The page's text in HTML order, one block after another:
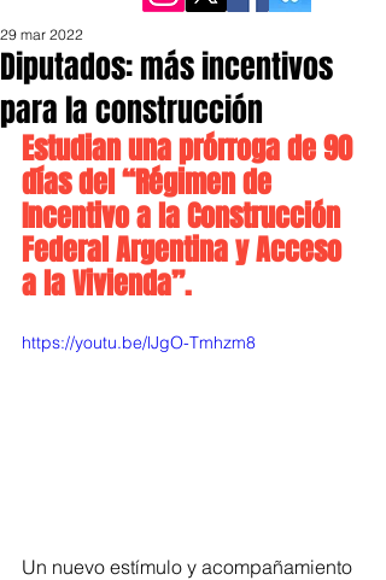
Diputados: más incentivos
para la construcción
29 mar 2022
Estudian una prórroga de 90
días del “Régimen de
Incentivo a la Construcción
Federal Argentina y Acceso
a la Vivienda”.
https://youtu.be/lJgO-Tmhzm8
Un nuevo estímulo y acompañamiento